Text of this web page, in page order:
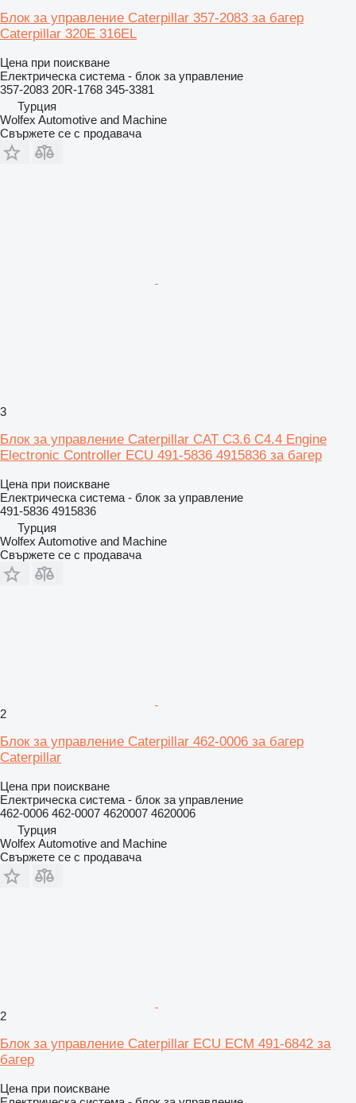
Блок за управление Caterpillar 357-2083 за багер
Caterpillar 320E 316EL
Цена при поискване
Електрическа система - блок за управление
357-2083 20R-1768 345-3381
Турция
Wolfex Automotive and Machine
Свържете се с продавача
3
Блок за управление Caterpillar CAT C3.6 C4.4 Engine
Electronic Controller ECU 491-5836 4915836 за багер
Цена при поискване
Електрическа система - блок за управление
491-5836 4915836
Турция
Wolfex Automotive and Machine
Свържете се с продавача
2
Блок за управление Caterpillar 462-0006 за багер
Caterpillar
Цена при поискване
Електрическа система - блок за управление
462-0006 462-0007 4620007 4620006
Турция
Wolfex Automotive and Machine
Свържете се с продавача
2
Блок за управление Caterpillar ECU ECM 491-6842 за
багер
Цена при поискване